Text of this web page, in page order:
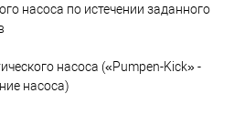
насоса по истечении заданного
насоса («Pumpen-Kick» -
насоса)